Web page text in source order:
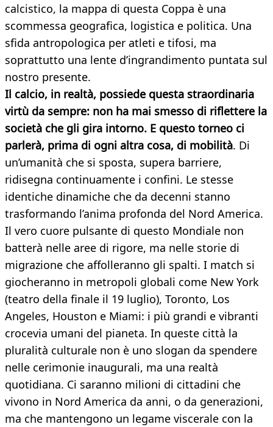
calcistico, la mappa di questa Coppa è una
scommessa geografica, logistica e politica. Una
sfida antropologica per atleti e tifosi, ma
soprattutto una lente d’ingrandimento puntata sul
nostro presente.
Il calcio, in realtà, possiede questa straordinaria
virtù da sempre: non ha mai smesso di riflettere la
società che gli gira intorno. E questo torneo ci
parlerà, prima di ogni altra cosa, di mobilità. Di
un’umanità che si sposta, supera barriere,
ridisegna continuamente i confini. Le stesse
identiche dinamiche che da decenni stanno
trasformando l’anima profonda del Nord America.
Il vero cuore pulsante di questo Mondiale non
batterà nelle aree di rigore, ma nelle storie di
migrazione che affolleranno gli spalti. I match si
giocheranno in metropoli globali come New York
(teatro della finale il 19 luglio), Toronto, Los
Angeles, Houston e Miami: i più grandi e vibranti
crocevia umani del pianeta. In queste città la
pluralità culturale non è uno slogan da spendere
nelle cerimonie inaugurali, ma una realtà
quotidiana. Ci saranno milioni di cittadini che
vivono in Nord America da anni, o da generazioni,
ma che mantengono un legame viscerale con la